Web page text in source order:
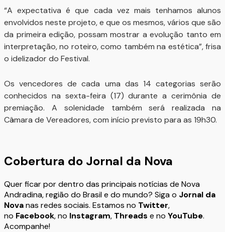
“A expectativa é que cada vez mais tenhamos alunos
envolvidos neste projeto, e que os mesmos, vários que são
da primeira edição, possam mostrar a evolução tanto em
interpretação, no roteiro, como também na estética”, frisa
o idelizador do Festival.
Os vencedores de cada uma das 14 categorias serão
conhecidos na sexta-feira (17) durante a cerimônia de
premiação. A solenidade também será realizada na
Câmara de Vereadores, com início previsto para as 19h30.
Cobertura do Jornal da Nova
Quer ficar por dentro das principais notícias de Nova
Andradina, região do Brasil e do mundo? Siga o Jornal da
Novanas redes sociais. Estamos no Twitter,
no Facebook, no Instagram, Threads e no YouTube.
Acompanhe!